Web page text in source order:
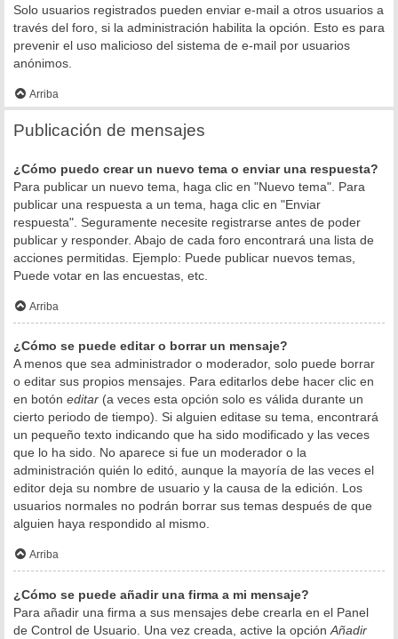
Solo usuarios registrados pueden enviar e-mail a otros usuarios a
través del foro, si la administración habilita la opción. Esto es para
prevenir el uso malicioso del sistema de e-mail por usuarios
anónimos.
Arriba
Publicación de mensajes
¿Cómo puedo crear un nuevo tema o enviar una respuesta?
Para publicar un nuevo tema, haga clic en "Nuevo tema". Para
publicar una respuesta a un tema, haga clic en "Enviar
respuesta". Seguramente necesite registrarse antes de poder
publicar y responder. Abajo de cada foro encontrará una lista de
acciones permitidas. Ejemplo: Puede publicar nuevos temas,
Puede votar en las encuestas, etc.
Arriba
¿Cómo se puede editar o borrar un mensaje?
A menos que sea administrador o moderador, solo puede borrar
o editar sus propios mensajes. Para editarlos debe hacer clic en
en botón editar (a veces esta opción solo es válida durante un
cierto periodo de tiempo). Si alguien editase su tema, encontrará
un pequeño texto indicando que ha sido modificado y las veces
que lo ha sido. No aparece si fue un moderador o la
administración quién lo editó, aunque la mayoría de las veces el
editor deja su nombre de usuario y la causa de la edición. Los
usuarios normales no podrán borrar sus temas después de que
alguien haya respondido al mismo.
Arriba
¿Cómo se puede añadir una firma a mi mensaje?
Para añadir una firma a sus mensajes debe crearla en el Panel
de Control de Usuario. Una vez creada, active la opción Añadir